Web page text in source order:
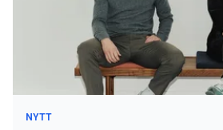
NYTT